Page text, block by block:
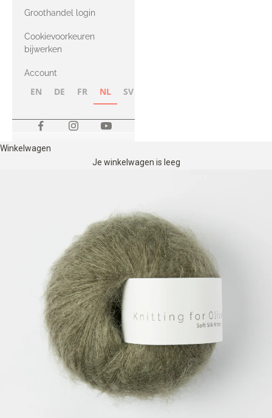
met Heavy
Merino
Groothandel login
Cookievoorkeuren
bijwerken
Account
EN DE FR NL SV
Winkelwagen
Je winkelwagen is leeg